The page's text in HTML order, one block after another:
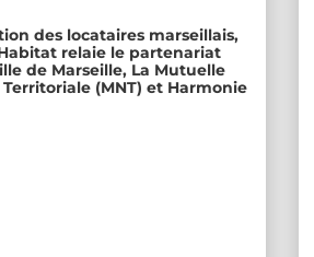
des locataires marseillais,
relaie le partenariat
de Marseille, La Mutuelle
(MNT) et Harmonie